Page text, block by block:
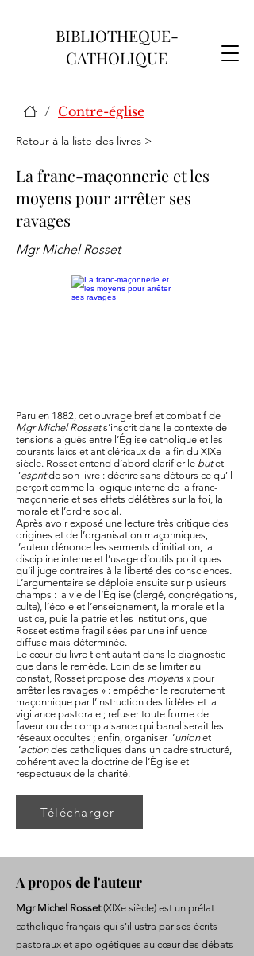
BIBLIOTHEQUE-
CATHOLIQUE
/ Contre-église
Retour à la liste des livres >
La franc-maçonnerie et les
moyens pour arrêter ses
ravages
Mgr Michel Rosset
Paru en 1882, cet ouvrage bref et combatif de
Mgr Michel Rossets’inscrit dans le contexte de
tensions aiguës entre l’Église catholique et les
courants laïcs et anticléricaux de la fin du XIXe
siècle. Rosset entend d’abord clarifier le butet
l’espritde son livre : décrire sans détours ce qu’il
perçoit comme la logique interne de la franc-
maçonnerie et ses effets délétères sur la foi, la
morale et l’ordre social.
Après avoir exposé une lecture très critique des
origines et de l’organisation maçonniques,
l’auteur dénonce les serments d’initiation, la
discipline interne et l’usage d’outils politiques
qu’il juge contraires à la liberté des consciences.
L’argumentaire se déploie ensuite sur plusieurs
champs : la vie de l’Église (clergé, congrégations,
culte), l’école et l’enseignement, la morale et la
justice, puis la patrie et les institutions, que
Rosset estime fragilisées par une influence
diffuse mais déterminée.
Le cœur du livre tient autant dans le diagnostic
que dans le remède. Loin de se limiter au
constat, Rosset propose des moyens « pour
arrêter les ravages » : empêcher le recrutement
maçonnique par l’instruction des fidèles et la
vigilance pastorale ; refuser toute forme de
faveur ou de complaisance qui banaliserait les
réseaux occultes ; enfin, organiser l’unionet
l’actiondes catholiques dans un cadre structuré,
cohérent avec la doctrine de l’Église et
respectueux de la charité.
Télécharger
A propos de l'auteur
Mgr Michel Rosset(XIXe siècle) est un prélat
catholique français qui s’illustra par ses écrits
pastoraux et apologétiques au cœur des débats